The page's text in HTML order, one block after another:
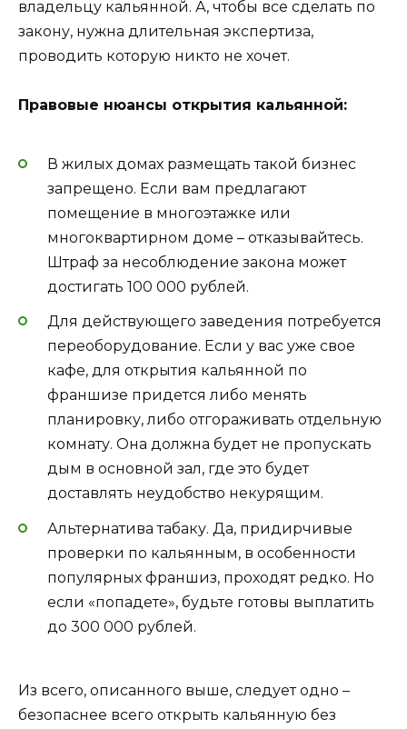
владельцу кальянной. А, чтобы все сделать по
закону, нужна длительная экспертиза,
проводить которую никто не хочет.
Правовые нюансы открытия кальянной:
В жилых домах размещать такой бизнес
запрещено. Если вам предлагают
помещение в многоэтажке или
многоквартирном доме – отказывайтесь.
Штраф за несоблюдение закона может
достигать 100 000 рублей.
Для действующего заведения потребуется
переоборудование. Если у вас уже свое
кафе, для открытия кальянной по
франшизе придется либо менять
планировку, либо отгораживать отдельную
комнату. Она должна будет не пропускать
дым в основной зал, где это будет
доставлять неудобство некурящим.
Альтернатива табаку. Да, придирчивые
проверки по кальянным, в особенности
популярных франшиз, проходят редко. Но
если «попадете», будьте готовы выплатить
до 300 000 рублей.
Из всего, описанного выше, следует одно –
безопаснее всего открыть кальянную без